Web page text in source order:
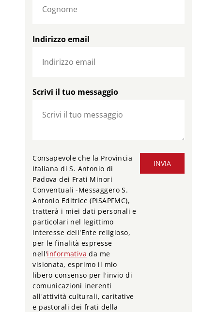
Indirizzo email
Scrivi il tuo messaggio
INVIA
Consapevole che la Provincia
Italiana di S. Antonio di
Padova dei Frati Minori
Conventuali -Messaggero S.
Antonio Editrice (PISAPFMC),
tratterà i miei dati personali e
particolari nel legittimo
interesse dell'Ente religioso,
per le finalità espresse
nell'informativa da me
visionata, esprimo il mio
libero consenso per l'invio di
comunicazioni inerenti
all'attività culturali, caritative
e pastorali dei frati della